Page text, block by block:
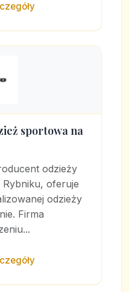
sportowa na
odzieży
oferuje
odzieży
Firma